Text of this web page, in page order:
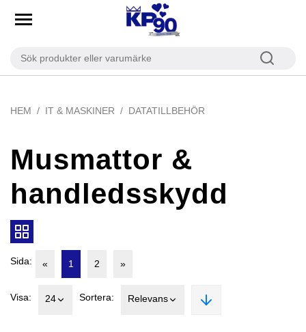
HEM IT & MASKINER DATATILLBEHÖR
Musmattor &
handledsskydd
Sida: « 1 2 »
Visa: 24 Sortera: Relevans